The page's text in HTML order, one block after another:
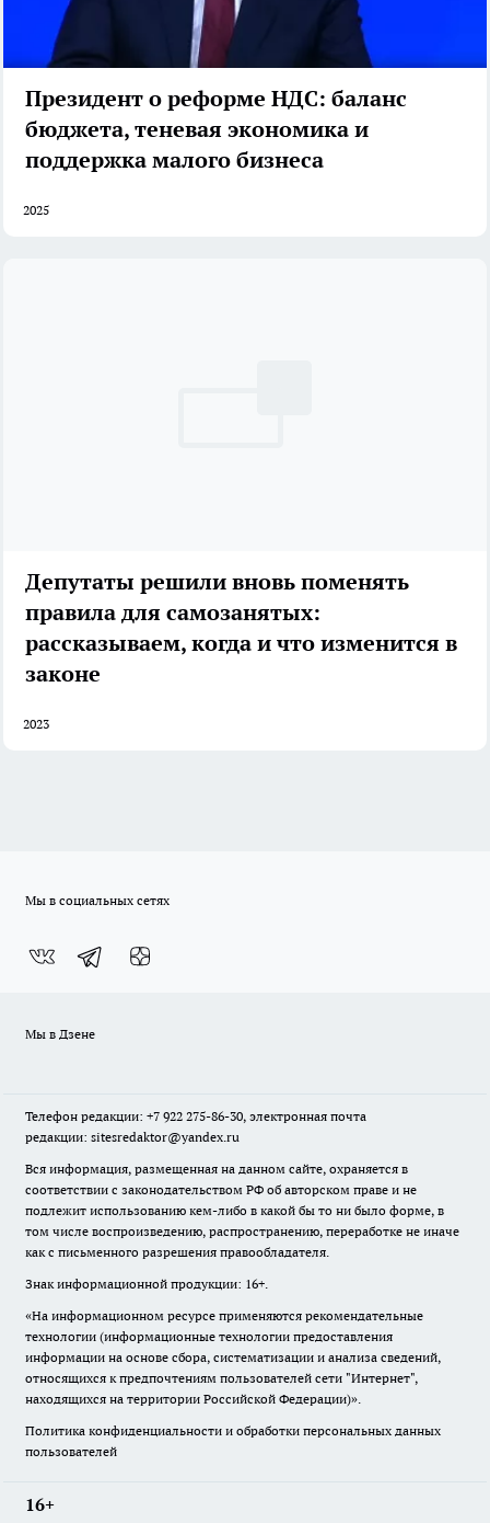
Президент о реформе НДС: баланс
бюджета, теневая экономика и
поддержка малого бизнеса
2025
Депутаты решили вновь поменять
правила для самозанятых:
рассказываем, когда и что изменится в
законе
2023
Мы в социальных сетях
Мы в Дзене
Телефон редакции: +7 922 275-86-30, электронная почта
редакции: sitesredaktor@yandex.ru
Вся информация, размещенная на данном сайте, охраняется в
соответствии с законодательством РФ об авторском праве и не
подлежит использованию кем-либо в какой бы то ни было форме, в
том числе воспроизведению, распространению, переработке не иначе
как с письменного разрешения правообладателя.
Знак информационной продукции: 16+.
«На информационном ресурсе применяются рекомендательные
технологии (информационные технологии предоставления
информации на основе сбора, систематизации и анализа сведений,
относящихся к предпочтениям пользователей сети "Интернет",
находящихся на территории Российской Федерации)».
Политика конфиденциальности и обработки персональных данных
пользователей
16+